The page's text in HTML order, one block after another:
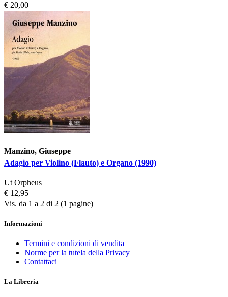
€ 20,00
Manzino, Giuseppe
Adagio per Violino (Flauto) e Organo (1990)
Ut Orpheus
€ 12,95
Vis. da 1 a 2 di 2 (1 pagine)
Informazioni
Termini e condizioni di vendita
Norme per la tutela della Privacy
Contattaci
La Libreria